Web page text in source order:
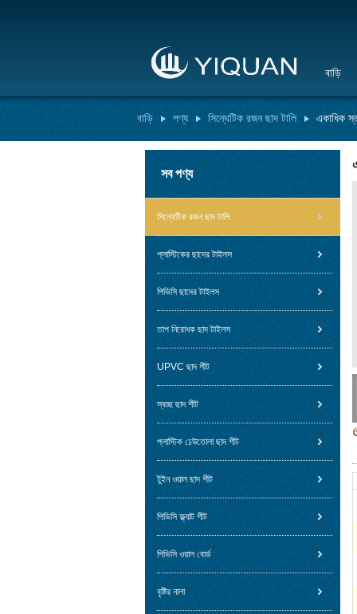
বাড়ি
বাড়ি পণ্য সিন্থেটিক রজন ছাদ টালি একাধিক
সব পণ্য
সিন্থেটিক রজন ছাদ টালি
প্লাস্টিকের ছাদের টাইলস
পিভিসি ছাদের টাইলস
তাপ নিরোধক ছাদ টাইলস
UPVC ছাদ শীট
স্বচ্ছ ছাদ শীট
প্লাস্টিক ঢেউতোলা ছাদ শীট
টুইন ওয়াল ছাদ শীট
পিভিসি ফ্ল্যাট শীট
পিভিসি ওয়াল বোর্ড
বৃষ্টির নালা